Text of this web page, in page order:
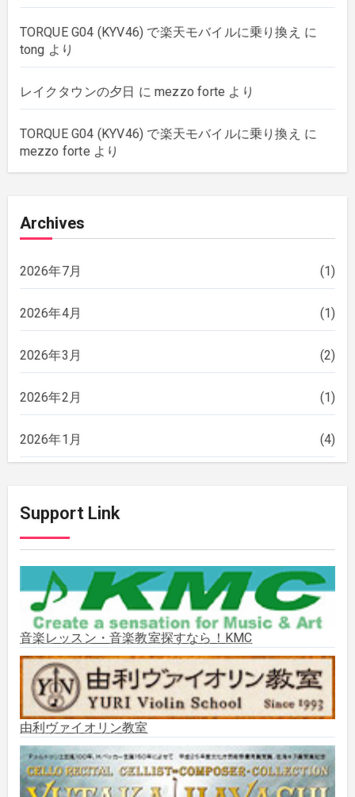
TORQUE G04 (KYV46) で楽天モバイルに乗り換え に
tong より
レイクタウンの夕日 にmezzo forte より
TORQUE G04 (KYV46) で楽天モバイルに乗り換え に
mezzo forteより
Archives
2026年7月 (1)
2026年4月 (1)
2026年3月 (2)
2026年2月 (1)
2026年1月 (4)
2025年11月
2025年10月 (2)
2025年9月 (3)
2025年8月 (5)
2025年7月 (3)
2025年6月 (1)
2025年5月 (5)
Support Link
音楽レッスン・音楽教室探すなら！KMC
由利ヴァイオリン教室